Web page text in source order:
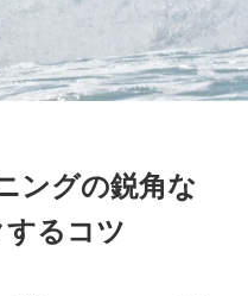
ングの鋭角な
るコツ